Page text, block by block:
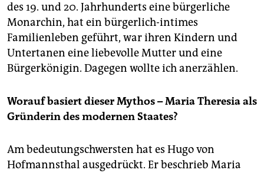
des 19. und 20. Jahrhunderts eine bürgerliche
Monarchin, hat ein bürgerlich-intimes
Familienleben geführt, war ihren Kindern und
Untertanen eine liebevolle Mutter und eine
Bürgerkönigin. Dagegen wollte ich anerzählen.
Worauf basiert dieser Mythos – Maria Theresia als
Gründerin des modernen Staates?
Am bedeutungschwersten hat es Hugo von
Hofmannsthal ausgedrückt. Er beschrieb Maria